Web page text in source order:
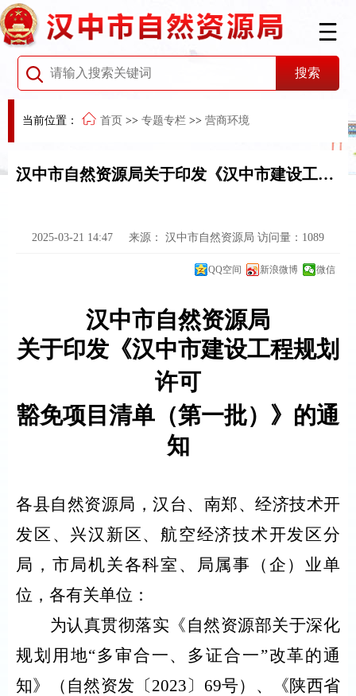
当前位置： 首页 >> 专题专栏 >> 营商环境
汉中市自然资源局关于印发《汉中市建设工程规划许可豁免项目清单（第一批）》的通知
2025-03-21 14:47 来源： 汉中市自然资源局 访问量： 1089
QQ空间 新浪微博 微信
汉中市自然资源局
关于印发《汉中市建设工程规划
许可
豁免项目清单 （第一批） 》的通
知
各县自然资源局，汉台、南郑、经济技术开
发区、兴汉新区、航空经济技术开发区分
局，市局机关各科室、局属事（企）业单
位，各有关单位：
为认真贯彻落实《自然资源部关于深化
规划用地“多审合一、多证合一”改革的通
知》
（ 自然资发 〔2023〕 69号） 、《陕西省